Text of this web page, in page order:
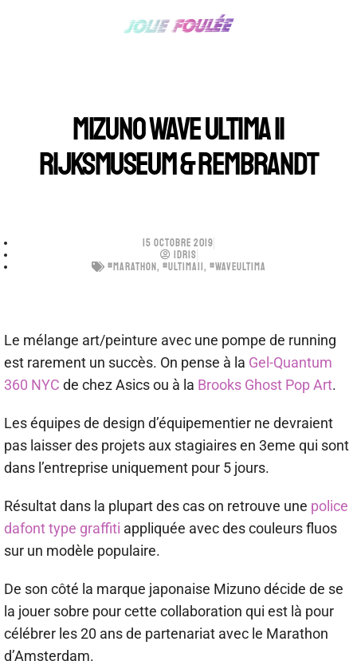
MIZUNO WAVE ULTIMA 11
RIJKSMUSEUM & REMBRANDT
15 OCTOBRE 2019
IDRIS
#MARATHON, #ULTIMA11 , #WAVEULTIMA
Le mélange art/peinture avec une pompe de running
est rarement un succès. On pense à la Gel-Quantum
360 NYC de chez Asics ou à la Brooks Ghost Pop Art.
Les équipes de design d’équipementier ne devraient
pas laisser des projets aux stagiaires en 3eme qui sont
dans l’entreprise uniquement pour 5 jours.
Résultat dans la plupart des cas on retrouve une police
dafont type graffiti appliquée avec des couleurs fluos
sur un modèle populaire.
De son côté la marque japonaise Mizuno décide de se
la jouer sobre pour cette collaboration qui est là pour
célébrer les 20 ans de partenariat avec le Marathon
d’Amsterdam.